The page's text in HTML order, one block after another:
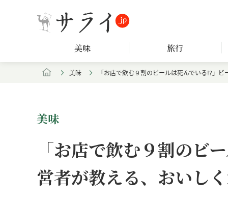
美味 旅行
美味 「お店で飲む９割のビールは死んでいる!?」
美味
「お店で飲む９割のビ
営者が教える、おいし